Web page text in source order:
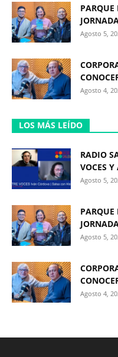
Agosto 5,
Agosto 4,
LOS MÁS LEÍDO
RADIO
VOCES
Agosto 5,
Agosto 5,
Agosto 4,